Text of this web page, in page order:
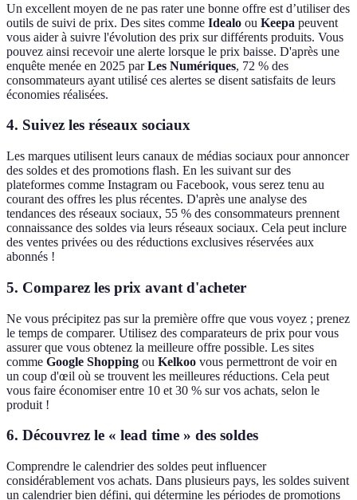
Un excellent moyen de ne pas rater une bonne offre est d’utiliser des
outils de suivi de prix. Des sites comme Idealo ou Keepa peuvent
vous aider à suivre l'évolution des prix sur différents produits. Vous
pouvez ainsi recevoir une alerte lorsque le prix baisse. D'après une
enquête menée en 2025 parLes Numériques, 72 % des
consommateurs ayant utilisé ces alertes se disent satisfaits de leurs
économies réalisées.
4. Suivez les réseaux sociaux
Les marques utilisent leurs canaux de médias sociaux pour annoncer
des soldes et des promotions flash. En les suivant sur des
plateformes comme Instagram ou Facebook, vous serez tenu au
courant des offres les plus récentes. D'après une analyse des
tendances des réseaux sociaux, 55 % des consommateurs prennent
connaissance des soldes via leurs réseaux sociaux. Cela peut inclure
des ventes privées ou des réductions exclusives réservées aux
abonnés !
5. Comparez les prix avant d'acheter
Ne vous précipitez pas sur la première offre que vous voyez ; prenez
le temps de comparer. Utilisez des comparateurs de prix pour vous
assurer que vous obtenez la meilleure offre possible. Les sites
comme Google Shopping ou Kelkoo vous permettront de voir en
un coup d'œil où se trouvent les meilleures réductions. Cela peut
vous faire économiser entre 10 et 30 % sur vos achats, selon le
produit !
6. Découvrez le « lead time » des soldes
Comprendre le calendrier des soldes peut influencer
considérablement vos achats. Dans plusieurs pays, les soldes suivent
un calendrier bien défini, qui détermine les périodes de promotions